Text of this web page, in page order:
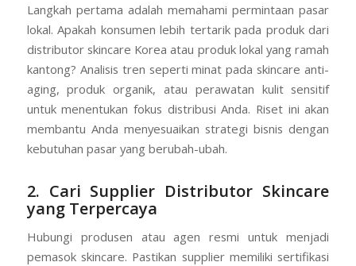
Langkah pertama adalah memahami permintaan pasar
lokal. Apakah konsumen lebih tertarik pada produk dari
distributor skincare Korea atau produk lokal yang ramah
kantong? Analisis tren seperti minat pada skincare anti-
aging, produk organik, atau perawatan kulit sensitif
untuk menentukan fokus distribusi Anda. Riset ini akan
membantu Anda menyesuaikan strategi bisnis dengan
kebutuhan pasar yang berubah-ubah.
2. Cari Supplier Distributor Skincare
yang Terpercaya
Hubungi produsen atau agen resmi untuk menjadi
pemasok skincare. Pastikan supplier memiliki sertifikasi